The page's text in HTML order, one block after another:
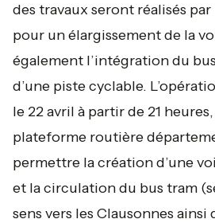
des travaux seront réalisés
pour un élargissement de la
également l’intégration du
d’une piste cyclable.
le 22 avril à partir de 21
plateforme routière
permettre la création d’une
et la circulation du bus tram
sens vers les Clausonnes